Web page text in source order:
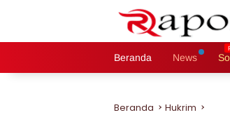
Beranda News
Beranda Hukrim